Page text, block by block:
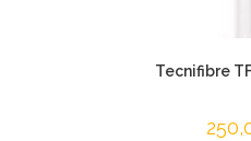
Tecnifibre